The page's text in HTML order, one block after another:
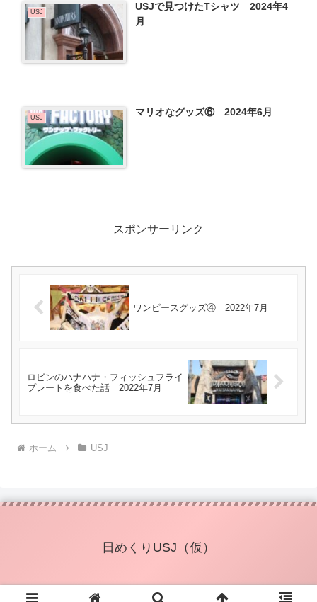
USJ
USJで見つけたTシャツ 2024年4
月
USJ マリオなグッズ⑥ 2024年6月
スポンサーリンク
ワンピースグッズ④ 2022年7月
ロビンのハナハナ・フィッシュフライ
プレートを食べた話 2022年7月
ホーム USJ
日めくりUSJ（仮）